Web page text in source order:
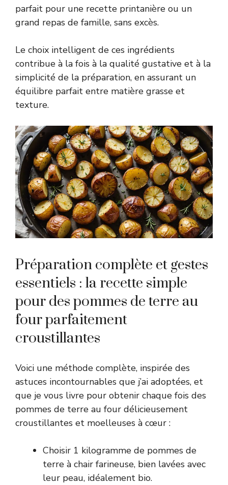
parfait pour une recette printanière ou un
grand repas de famille, sans excès.
Le choix intelligent de ces ingrédients
contribue à la fois à la qualité gustative et à la
simplicité de la préparation, en assurant un
équilibre parfait entre matière grasse et
texture.
Préparation complète et gestes
essentiels : la recette simple
pour des pommes de terre au
four parfaitement
croustillantes
Voici une méthode complète, inspirée des
astuces incontournables que j’ai adoptées, et
que je vous livre pour obtenir chaque fois des
pommes de terre au four délicieusement
croustillantes et moelleuses à cœur :
Choisir 1 kilogramme de pommes de
terre à chair farineuse, bien lavées avec
leur peau, idéalement bio.